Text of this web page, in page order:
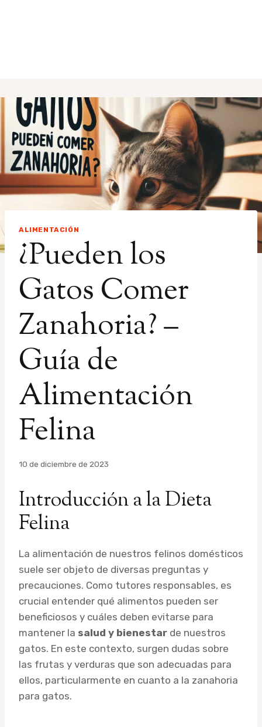
ALIMENTACIÓN
¿Pueden los
Gatos Comer
Zanahoria? –
Guía de
Alimentación
Felina
Por
10 de diciembre de 2023
Introducción a la Dieta
Felina
La alimentación de nuestros felinos domésticos
suele ser objeto de diversas preguntas y
precauciones. Como tutores responsables, es
crucial entender qué alimentos pueden ser
beneficiosos y cuáles deben evitarse para
mantener la salud y bienestar de nuestros
gatos. En este contexto, surgen dudas sobre
las frutas y verduras que son adecuadas para
ellos, particularmente en cuanto a la zanahoria
para gatos.